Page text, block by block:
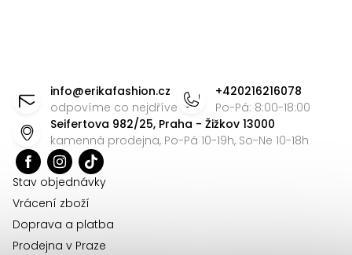
info@erikafashion.cz
odpovíme co nejdříve
+420216216078
Po-Pá: 8:00-18:00
Seifertova 982/25, Praha - Žižkov 13000
kamenná prodejna, Po-Pá 10-19h, So-Ne 10-18h
Stav objednávky
Vrácení zboží
Doprava a platba
Prodejna v Praze